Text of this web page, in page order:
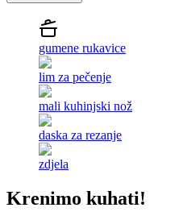
gumene rukavice
lim za pečenje
mali kuhinjski nož
daska za rezanje
zdjela
Krenimo kuhati!